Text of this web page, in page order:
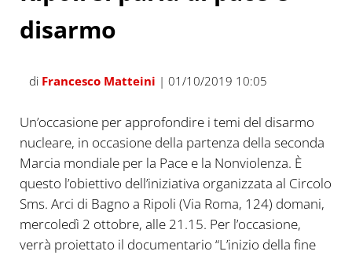
disarmo
di Francesco Matteini | 01/10/2019 10:05
Un’occasione per approfondire i temi del disarmo
nucleare, in occasione della partenza della seconda
Marcia mondiale per la Pace e la Nonviolenza. È
questo l’obiettivo dell’iniziativa organizzata al Circolo
Sms. Arci di Bagno a Ripoli (Via Roma, 124) domani,
mercoledì 2 ottobre, alle 21.15. Per l’occasione,
verrà proiettato il documentario “L’inizio della fine